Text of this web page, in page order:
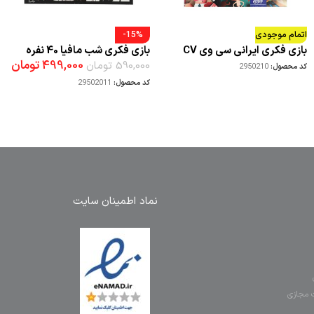
اتمام موجودی
بازی فکری ایرانی سی وی CV
کد محصول:2950210
-15%
بازی فکری شب مافیا 40 نفره
590,000 تومان 499,000تومان
کد محصول: 29502011
مجازی
نماد اطمینان سایت